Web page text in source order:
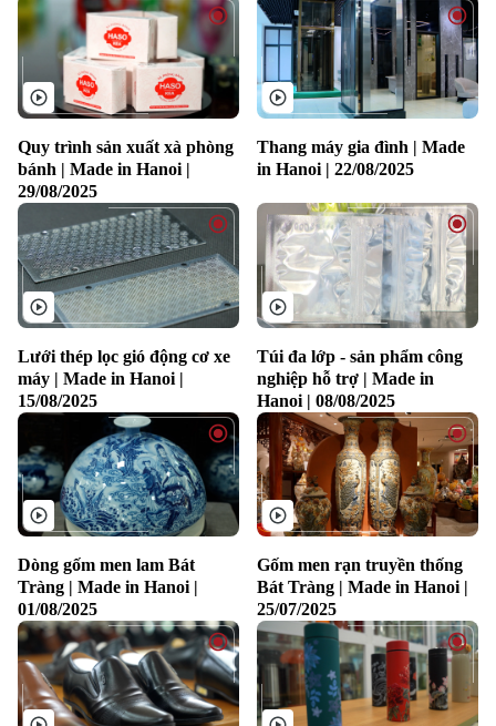
Theo dõi Hà Nội On
Quy trình sản xuất xà phòng
bánh | Made in Hanoi |
29/08/2025
Thang máy gia đình | Made
in Hanoi | 22/08/2025
Lưới thép lọc gió động cơ xe
máy | Made in Hanoi |
15/08/2025
Túi đa lớp - sản phẩm công
nghiệp hỗ trợ | Made in
Hanoi | 08/08/2025
Dòng gốm men lam Bát
Tràng | Made in Hanoi |
01/08/2025
Gốm men rạn truyền thống
Bát Tràng | Made in Hanoi |
25/07/2025